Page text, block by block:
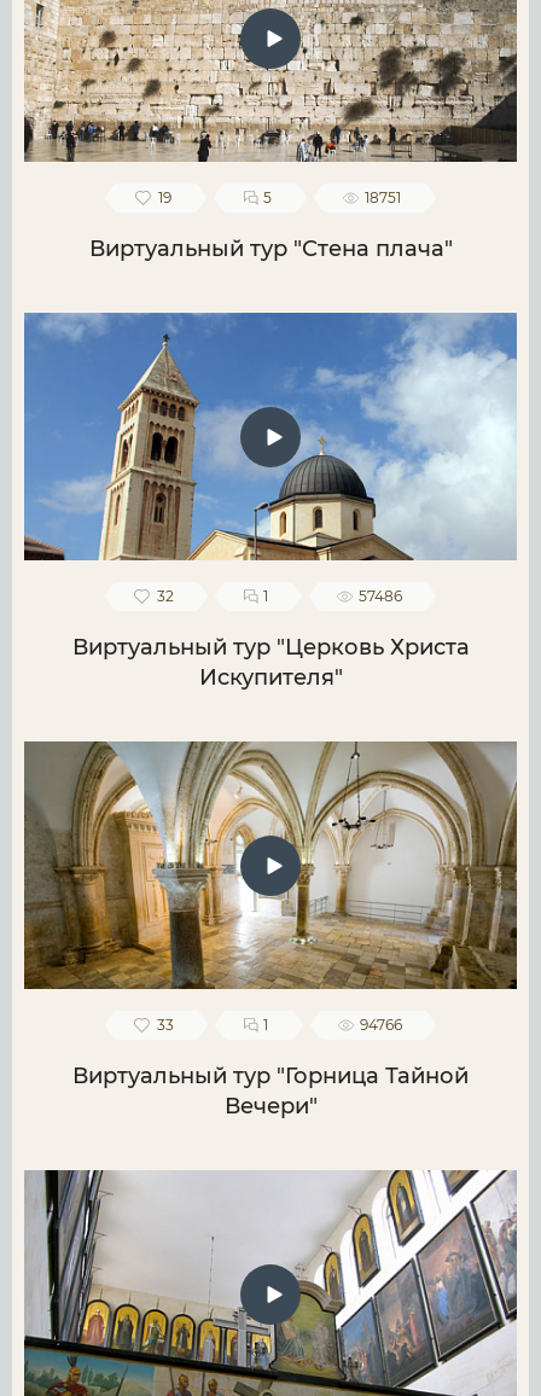
19 5 18751
Виртуальный тур "Стена плача"
32 1 57486
Виртуальный тур "Церковь Христа
Искупителя"
33 1 94766
Виртуальный тур "Горница Тайной
Вечери"